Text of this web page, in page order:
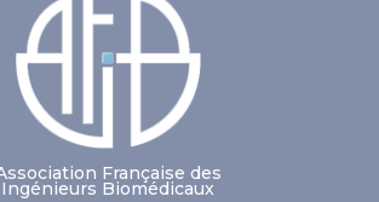
Française des
Ingénieurs Biomédicaux